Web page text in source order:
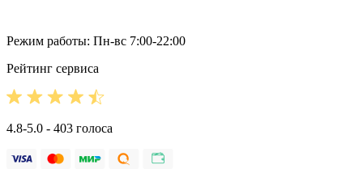
Режим работы: Пн-вс 7:00-22:00
Рейтинг сервиса
4.8-5.0 - 403 голоса